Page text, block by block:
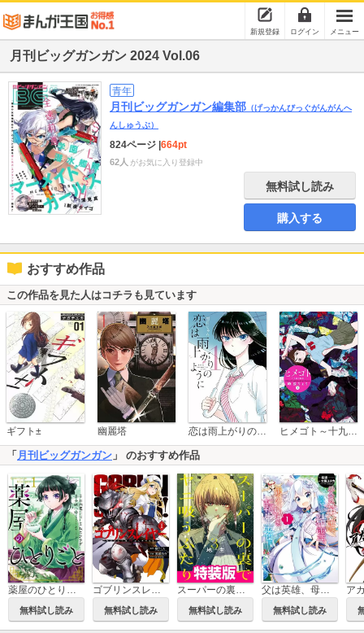
新規登録 ログイン メニュー
月刊ビッグガンガン 2024 Vol.06
青年
月刊ビッグガンガン編集部 （げっかんびっぐがんがんへ
んしゅうぶ）
824ページ 664pt
62人 がお気に入り登録中
無料試し読み
購入する
おすすめ作品
この作品を見た人はコチラも見ています
ギフト± 幽麗塔 恋は雨上がりのように ヒメゴト～十九歳の制服～
「 月刊ビッグガンガン 」 のおすすめ作品
薬屋のひとりごと
無料試し読み
ゴブリンスレイヤー
無料試し読み
スーパーの裏でヤニ吸うふたり 特装版
無料試し読み
父は英雄、母は精霊、娘の私は転生者。
無料試し読み